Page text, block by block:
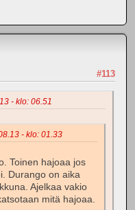
#113
- klo: 06.51
- klo: 01.33
Toinen hajoaa jos
Durango on aika
Ajelkaa vakio
mitä hajoaa.